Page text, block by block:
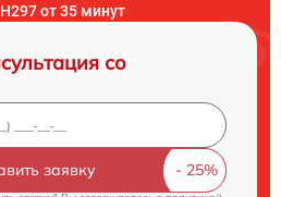
от 35 минут
со
заявку